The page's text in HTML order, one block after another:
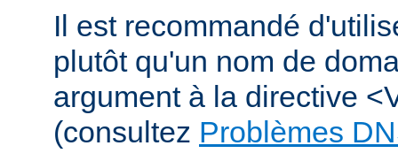
Il est recommandé
plutôt qu'un nom de
argument à la directive
(consultez Problèmes